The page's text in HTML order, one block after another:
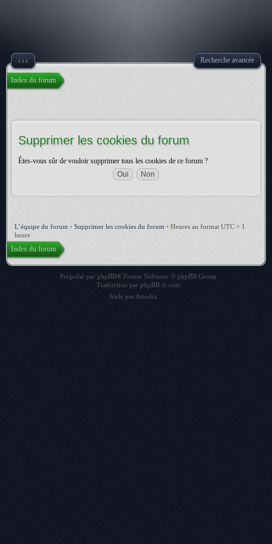
↓↓↓ Recherche avancée
Index du forum
Supprimer les cookies du forum
Êtes-vous sûr de vouloir supprimer tous les cookies de ce forum ?
L’équipe du forum • Supprimer les cookies du forum • Heures au format UTC + 1
heure
Index du forum
Propulsé par phpBB® Forum Software © phpBB Group
Traduction par phpBB-fr.com
Style par Artodia